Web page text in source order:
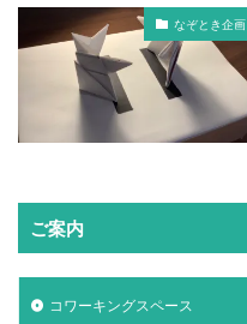
なぞとき企画
ご案内
コワーキングスペース